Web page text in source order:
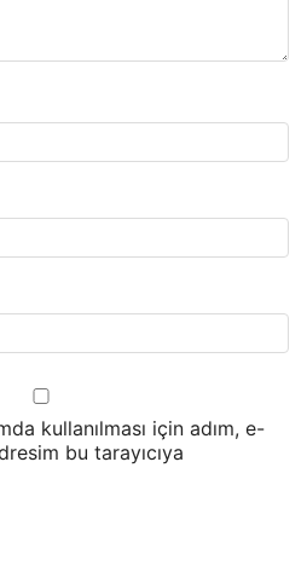
kullanılması için adım, e-
bu tarayıcıya